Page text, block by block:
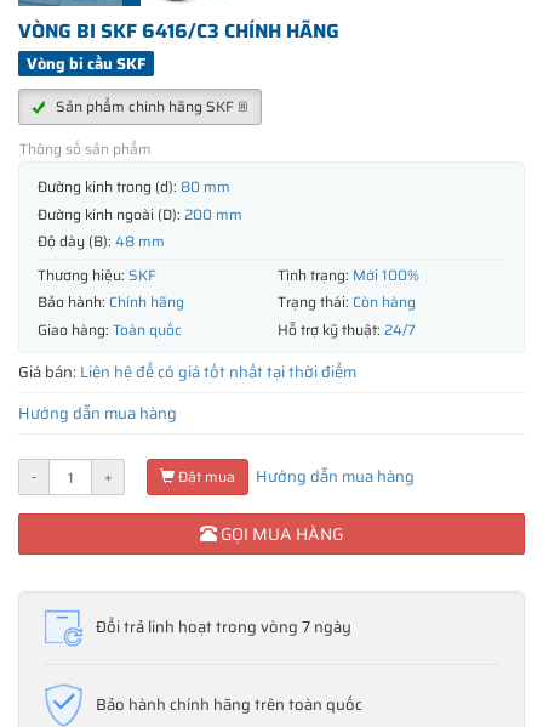
VÒNG BI SKF 6416/C3 CHÍNH HÃNG
Vòng bi cầu SKF
Sản phẩm chính hãng SKF ®
Thông số sản phẩm
Đường kính trong (d): 80 mm
Đường kính ngoài (D): 200 mm
Độ dày (B): 48 mm
Thương hiệu: SKF Tình trạng: Mới 100%
Bảo hành: Chính hãng Trạng thái: Còn hàng
Giao hàng: Toàn quốc Hỗ trợ kỹ thuật: 24/7
Giá bán: Liên hệ để có giá tốt nhất tại thời điểm
Hướng dẫn mua hàng
- + Đặt mua Hướng dẫn mua hàng
GỌI MUA HÀNG
Đổi trả linh hoạt trong vòng 7 ngày
Bảo hành chính hãng trên toàn quốc